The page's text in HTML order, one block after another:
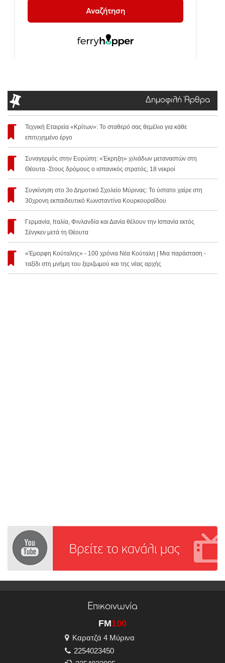
Δημοφιλή Άρθρα
Τεχνική Εταιρεία «Κρίτων»: Το σταθερό σας θεμέλιο για κάθε
επιτυχημένο έργο
Συναγερμός στην Ευρώπη: «Έκρηξη» χιλιάδων μεταναστών στη
Θέουτα -Στους δρόμους ο ισπανικός στρατός, 18 νεκροί
Συγκίνηση στο 3ο Δημοτικό Σχολείο Μύρινας: Το ύστατο χαίρε στη
30χρονη εκπαιδευτικό Κωνσταντίνα Κουρκουραΐδου
Γερμανία, Ιταλία, Φινλανδία και Δανία θέλουν την Ισπανία εκτός
Σένγκεν μετά τη Θέουτα
«Έμορφη Κούταλης» - 100 χρόνια Νέα Κούταλη | Μια παράσταση -
ταξίδι στη μνήμη του ξεριζωμού και της νέας αρχής
Επικοινωνία
FM100
Καρατζά 4 Μύρινα
2254023450